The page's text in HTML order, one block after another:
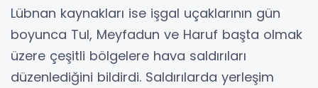
Lübnan kaynakları ise işgal uçaklarının gün
boyunca Tul, Meyfadun ve Haruf başta olmak
üzere çeşitli bölgelere hava saldırıları
düzenlediğini bildirdi. Saldırılarda yerleşim